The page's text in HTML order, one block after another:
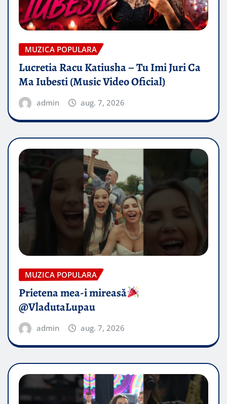
MUZICA POPULARA
Lucretia Racu Katiusha – Tu Imi Juri Ca
Ma Iubesti (Music Video Oficial)
admin aug. 7, 2026
MUZICA POPULARA
Prietena mea-i mireasă​
@VladutaLupau
admin aug. 7, 2026